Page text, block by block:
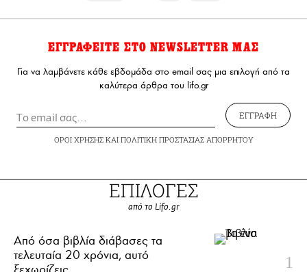
ΕΓΓΡΑΦΕΙΤΕ ΣΤΟ NEWSLETTER ΜΑΣ
Για να λαμβάνετε κάθε εβδομάδα στο email σας μια επιλογή από τα
καλύτερα άρθρα του lifo.gr
ΕΓΓΡΑΦΗ
ΟΡΟΙ ΧΡΗΣΗΣΚΑΙ ΠΟΛΙΤΙΚΗ ΠΡΟΣΤΑΣΙΑΣ ΑΠΟΡΡΗΤΟΥ
ΕΠΙΛΟΓΕΣ
από το Lifo.gr
Από όσα βιβλία διάβασες τα
τελευταία 20 χρόνια, αυτό